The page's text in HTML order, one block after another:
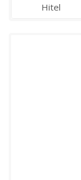
Hitel